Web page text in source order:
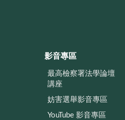
影音專區
最高檢察署法學論壇
講座
妨害選舉影音專區
YouTube 影音專區